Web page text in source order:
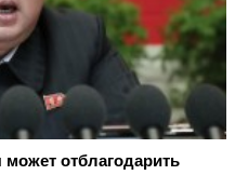
отблагодарить